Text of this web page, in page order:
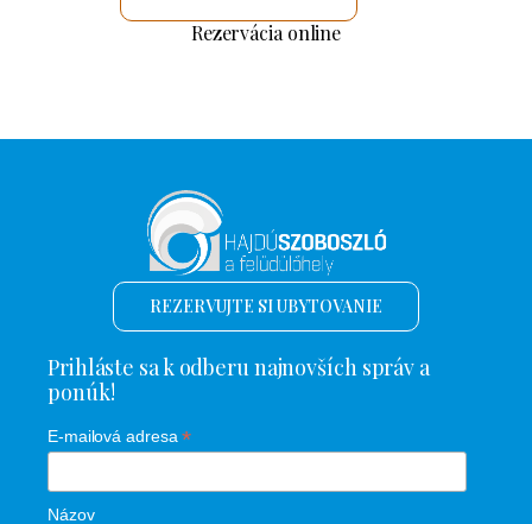
Rezervácia online
REZERVUJTE SI UBYTOVANIE
Prihláste sa k odberu najnovších správ a
ponúk!
E-mailová adresa*
Názov